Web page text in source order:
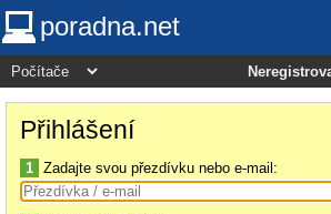
poradna.net
Přihlášení
1 Zadajte svou přezdívku nebo e-mail: